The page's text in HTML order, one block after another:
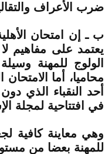
ضرب الأعراف
ب ـ إن امتحان
يعتمد على مفاهيم لا
الولوج للمهنة
محاميا، أما
أحد النقباء الذي
في افتتاحية لمجلة الإشعاع عدد 36
وهي معاينة كافية
للمهنة بعضا من